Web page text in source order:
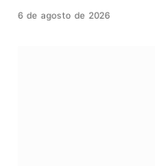
6 de agosto de 2026